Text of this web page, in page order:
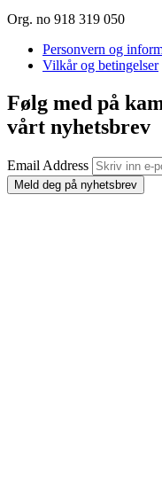
Org. no 918 319 050
Personvern og
Vilkår og betingelser
Følg med på
vårt nyhetsbrev
Email Address
Meld deg på nyhetsbrev